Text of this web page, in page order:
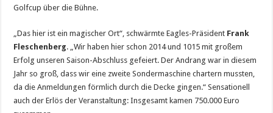
Golfcup über die Bühne.
„Das hier ist ein magischer Ort“, schwärmte Eagles-Präsident Frank
Fleschenberg. „Wir haben hier schon 2014 und 1015 mit großem
Erfolg unseren Saison-Abschluss gefeiert. Der Andrang war in diesem
Jahr so groß, dass wir eine zweite Sondermaschine chartern mussten,
da die Anmeldungen förmlich durch die Decke gingen.“ Sensationell
auch der Erlös der Veranstaltung: Insgesamt kamen 750.000 Euro